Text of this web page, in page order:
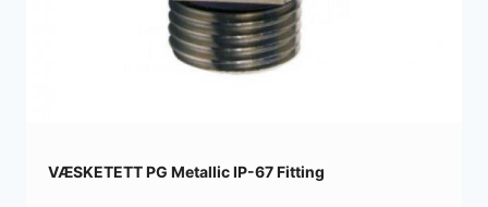
VÆSKETETT PG Metallic IP-67 Fitting